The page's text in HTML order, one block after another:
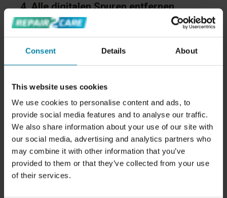
Consent Details About
This website uses cookies
We use cookies to personalise content and ads, to
provide social media features and to analyse our traffic.
We also share information about your use of our site with
our social media, advertising and analytics partners who
may combine it with other information that you’ve
provided to them or that they’ve collected from your use
of their services.
4. Alle digitalen Spuren entfernen
Es ist wichtig, dass Sie alle digitalen Spuren aus
Bluetooth-Verbindung, und die Einstellungen des
ist bereit für einen neuen Besitzer.
Die häufigsten Schäden an einem
geleasten Auto
DieDie häufigsten Schäden an einem geleasten
Autodie Sie am Ende bezahlen müssen, wenn Ihr
Mietvertrag endet:
Größere und kleinere Beulen